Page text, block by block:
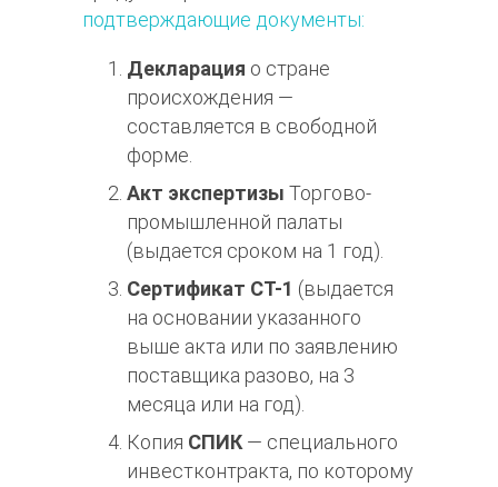
подтверждающие документы:
Декларация о стране
происхождения —
составляется в свободной
форме.
Акт экспертизы Торгово-
промышленной палаты
(выдается сроком на 1 год).
Сертификат СТ-1 (выдается
на основании указанного
выше акта или по заявлению
поставщика разово, на 3
месяца или на год).
Копия СПИК— специального
инвестконтракта, по которому